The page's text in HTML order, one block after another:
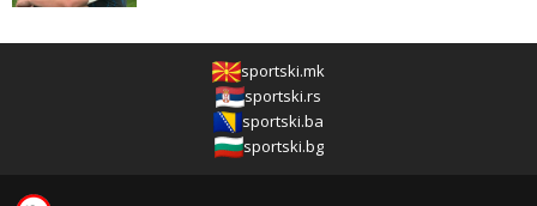
sportski.mk
sportski.rs
sportski.ba
sportski.bg